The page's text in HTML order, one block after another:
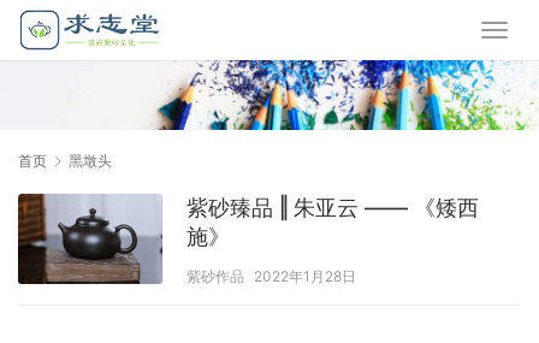
首页 黑墩头
紫砂臻品 ‖ 朱亚云 —— 《矮西
施》
紫砂作品 2022年1月28日